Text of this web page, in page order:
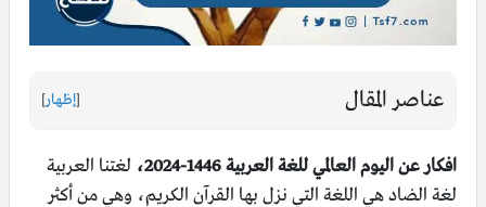
عناصر المقال [إظهار]
افكار عن اليوم العالمي للغة العربية 1446-2024،
لغتنا العربية
لغة الضاد هي اللغة التي نزل بها القرآن الكريم، وهي من أكثر